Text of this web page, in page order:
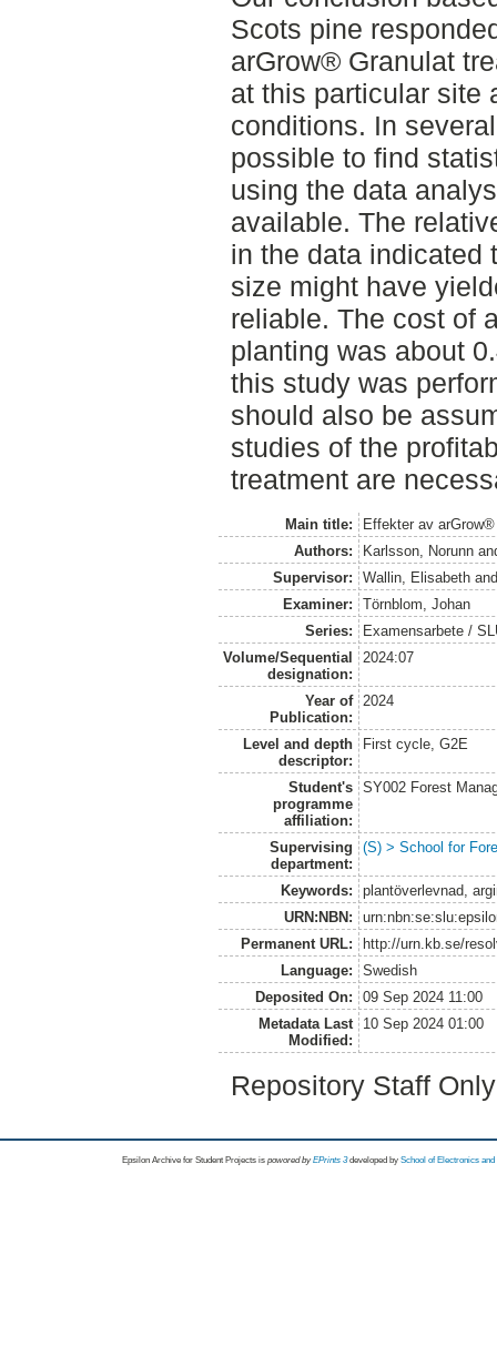
Scots pine
arGrow® Granulat
at this particular site
conditions. In
possible to find
using the data
available. The
in the data indicated
size might have
reliable. The cost of
planting was about
this study was
should also be
studies of the
treatment are
Main title:
Effekter av
Authors:
Karlsson, Norunn
Supervisor:
Wallin, Elisabeth
Examiner:
Törnblom, Johan
Series:
Examensarbete /
Volume/Sequential
designation:
2024:07
Year of
Publication:
2024
Level and depth
descriptor:
First cycle, G2E
Student's
programme
affiliation:
SY002 Forest
Supervising
department:
(S) > School for
Keywords:
plantöverlevnad,
URN:NBN:
Permanent URL:
http://urn.kb.se/
Language:
Swedish
Deposited On:
09 Sep 2024 11:00
Metadata Last
Modified:
10 Sep 2024 01:00
Repository Staff
Epsilon Archive for Student Projects is powored byEPrints 3 developed by School of Electronics